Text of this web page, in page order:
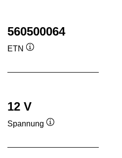
560500064
ETN
12 V
Spannung